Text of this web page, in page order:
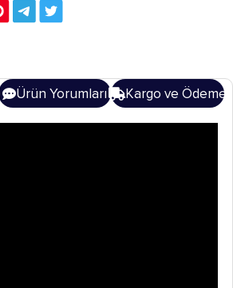
Ürün Yorumları Kargo ve Ödeme